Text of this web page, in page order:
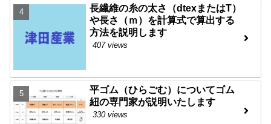
長繊維の糸の太さ（dtexまたはT）
や長さ（ｍ）を計算式で算出する
方法を説明します
407 views
平ゴム（ひらごむ）についてゴム
紐の専門家が説明いたします
330 views